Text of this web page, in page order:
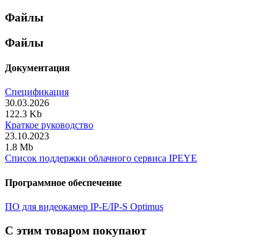
Файлы
Файлы
Документация
Спецификация
30.03.2026
122.3 Kb
Краткое руководство
23.10.2023
1.8 Mb
Список поддержки облачного сервиса IPEYE
Программное обеспечение
ПО для видеокамер IP-E/IP-S Optimus
C этим товаром покупают